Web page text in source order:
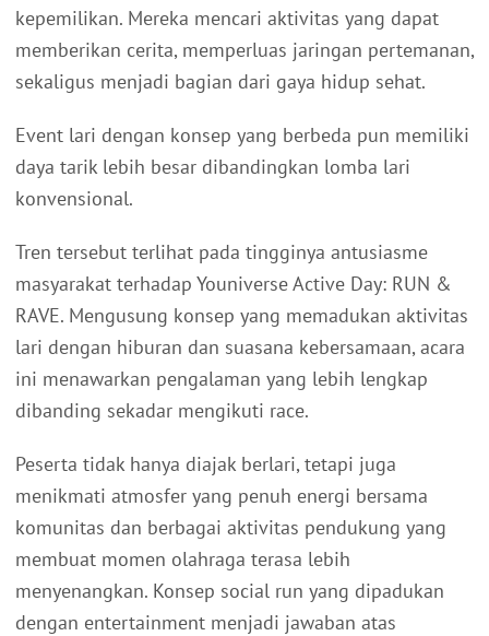
kepemilikan. Mereka mencari aktivitas yang dapat
memberikan cerita, memperluas jaringan pertemanan,
sekaligus menjadi bagian dari gaya hidup sehat.
Event lari dengan konsep yang berbeda pun memiliki
daya tarik lebih besar dibandingkan lomba lari
konvensional.
Tren tersebut terlihat pada tingginya antusiasme
masyarakat terhadap Youniverse Active Day: RUN &
RAVE. Mengusung konsep yang memadukan aktivitas
lari dengan hiburan dan suasana kebersamaan, acara
ini menawarkan pengalaman yang lebih lengkap
dibanding sekadar mengikuti race.
Peserta tidak hanya diajak berlari, tetapi juga
menikmati atmosfer yang penuh energi bersama
komunitas dan berbagai aktivitas pendukung yang
membuat momen olahraga terasa lebih
menyenangkan. Konsep social run yang dipadukan
dengan entertainment menjadi jawaban atas